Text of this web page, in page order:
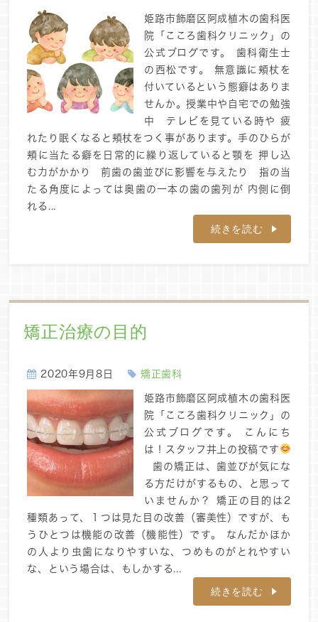
姫路市飾磨区阿成植木の歯科医
院「こころ歯科クリニック」の
公式ブログです。 歯科衛生士
の西松です。 無意識に頬杖を
付いているという態癖はありま
せんか。授業中や自宅での勉強
中 テレビを見ている時や 疲
れたり眠くなると頬杖をつく事があります。手のひらが
頬に当たる癖を日常的に繰り返していると顎を 押し込
む力がかかり 前歯の歯並びに影響を与えたり 指の当
たる角度によっては奥歯の一本の歯の歯列が 内側に倒
れる...
続きを読む
矯正治療の目的
2020年9月8日 矯正歯科
姫路市飾磨区阿成植木の歯科医
院「こころ歯科クリニック」の
公式ブログです。 こんにち
は！スタッフ井上の投稿です
歯の矯正は、歯並びが気にな
る方だけがするもの、と思って
いませんか？ 矯正の目的は2
種類あって、１つは見た目の改善（審美性）ですが、も
うひとつは機能の改善（機能性）です。 なんだかほか
の人より虫歯になりやすいな、つめものがとれやすい
な、という場合は、もしかする...
続きを読む